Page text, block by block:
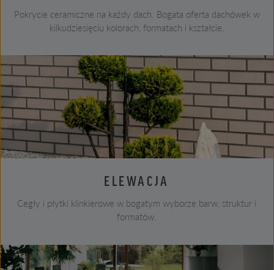
Pokrycie ceramiczne na każdy dach. Bogata oferta dachówek w
kilkudziesięciu kolorach, formatach i kształcie.
ELEWACJA
Cegły i płytki klinkierowe w bogatym wyborze barw, struktur i
formatów.